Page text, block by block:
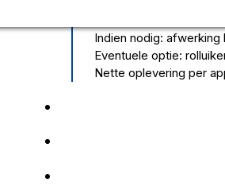
Indien nodig:
Eventuele optie:
Nette oplevering per